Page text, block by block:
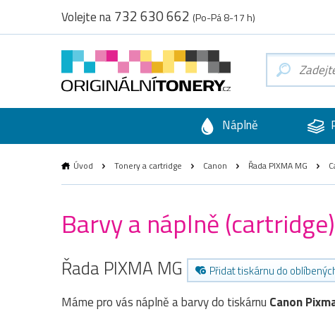
Volejte na732 630 662 (Po-Pá 8-17 h)
Náplně
Úvod Tonery a cartridge Canon Řada PIXMA MG
Barvy a náplně
Řada PIXMA MG Přidat tiskárnu do
Máme pro vás náplně a barvy do tiskárnu Canon